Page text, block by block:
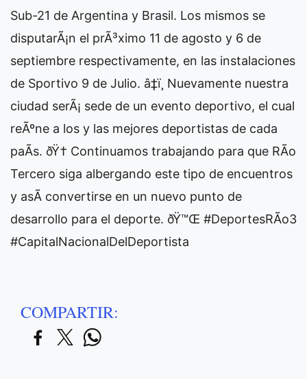
Sub-21 de Argentina y Brasil. Los mismos se
disputarÃ¡n el prÃ³ximo 11 de agosto y 6 de
septiembre respectivamente, en las instalaciones
de Sportivo 9 de Julio. â‡ï¸ Nuevamente nuestra
ciudad serÃ¡ sede de un evento deportivo, el cual
reÃºne a los y las mejores deportistas de cada
paÃ­s. ðŸ† Continuamos trabajando para que RÃ­o
Tercero siga albergando este tipo de encuentros
y asÃ­ convertirse en un nuevo punto de
desarrollo para el deporte. ðŸ™Œ #DeportesRÃ­o3
#CapitalNacionalDelDeportista
COMPARTIR: